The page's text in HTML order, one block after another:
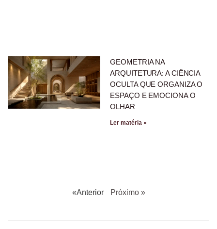
GEOMETRIA NA
ARQUITETURA: A CIÊNCIA
OCULTA QUE ORGANIZA O
ESPAÇO E EMOCIONA O
OLHAR
Ler matéria »
«Anterior Próximo »